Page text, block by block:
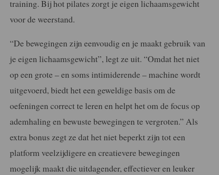
training. Bij hot pilates zorgt je eigen lichaamsgewicht
voor de weerstand.
“De bewegingen zijn eenvoudig en je maakt gebruik van
je eigen lichaamsgewicht”, legt ze uit. “Omdat het niet
op een grote – en soms intimiderende – machine wordt
uitgevoerd, biedt het een geweldige basis om de
oefeningen correct te leren en helpt het om de focus op
ademhaling en bewuste bewegingen te vergroten.” Als
extra bonus zegt ze dat het niet beperkt zijn tot een
platform veelzijdigere en creatievere bewegingen
mogelijk maakt die uitdagender, effectiever en leuker